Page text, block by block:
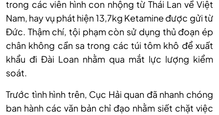
trong các viên hình con nhộng từ Thái Lan về Việt
Nam, hay vụ phát hiện 13,7kg Ketamine được gửi từ
Đức. Thậm chí, tội phạm còn sử dụng thủ đoạn ép
chân không cần sa trong các túi tôm khô để xuất
khẩu đi Đài Loan nhằm qua mắt lực lượng kiểm
soát.
Trước tình hình trên, Cục Hải quan đã nhanh chóng
ban hành các văn bản chỉ đạo nhằm siết chặt việc